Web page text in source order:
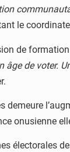
le
de
âge de voter.
demeure
onusienne
électorales